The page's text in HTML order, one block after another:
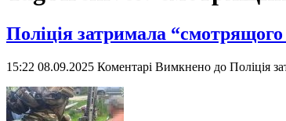
Поліція затримала
15:22 08.09.2025 Коментарі Вимкнено до Поліція